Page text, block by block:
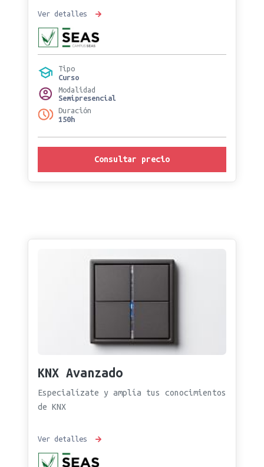
Ver detalles
Tipo
Curso
Modalidad
Semipresencial
Duración
150h
Consultar precio
KNX Avanzado
Especialízate y amplía tus conocimientos
de KNX
Ver detalles